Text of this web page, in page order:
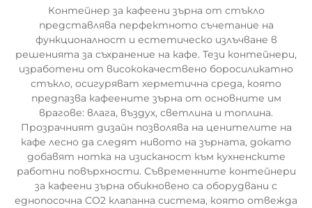
Контейнер за кафеени зърна от стъкло
представлява перфектното съчетание на
функционалност и естетическо излъчване в
решенията за съхранение на кафе. Тези контейнери,
изработени от висококачествено боросиликатно
стъкло, осигуряват херметична среда, която
предпазва кафеените зърна от основните им
врагове: влага, въздух, светлина и топлина.
Прозрачният дизайн позволява на ценителите на
кафе лесно да следят нивото на зърната, докато
добавят нотка на изисканост към кухненските
работни повърхности. Съвременните контейнери
за кафеени зърна обикновено са оборудвани с
еднопосочна CO2 клапанна система, която отвежда